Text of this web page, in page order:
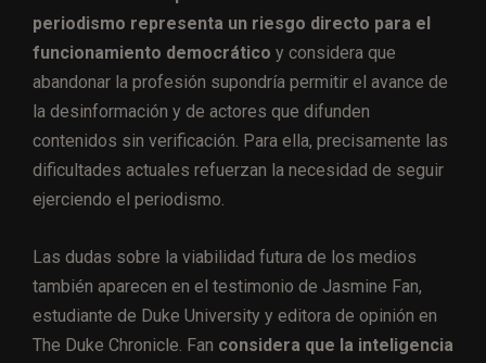
periodismo representa un riesgo directo para el
funcionamiento democrático y considera que
abandonar la profesión supondría permitir el avance de
la desinformación y de actores que difunden
contenidos sin verificación. Para ella, precisamente las
dificultades actuales refuerzan la necesidad de seguir
ejerciendo el periodismo.
Las dudas sobre la viabilidad futura de los medios
también aparecen en el testimonio de Jasmine Fan,
estudiante de Duke University y editora de opinión en
The Duke Chronicle. Fan considera que la inteligencia